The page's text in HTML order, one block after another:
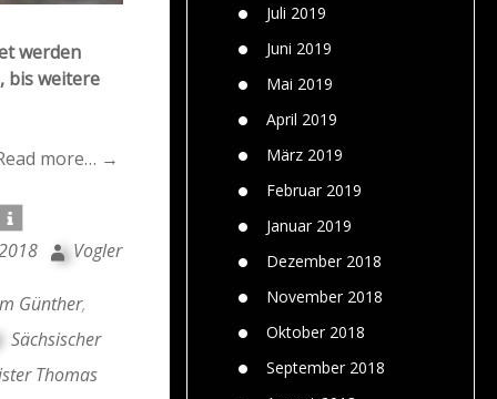
Juli 2019
Juni 2019
Mai 2019
April 2019
März 2019
Februar 2019
Januar 2019
Dezember 2018
November 2018
Oktober 2018
September 2018
werden
bis weitere
more… →
Vogler
Günther,
Sächsischer
Thomas